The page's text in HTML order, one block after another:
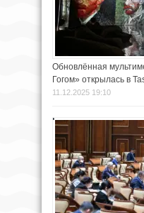
Обновлённая
Гогом» открылась в
11.12.2025 19:10